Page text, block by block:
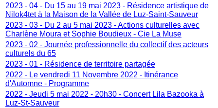
2023 - 04 - Du 15 au 19 mai 2023 - Résidence artistique de
Nilok4tet à la Maison de la Vallée de Luz-Saint-Sauveur
2023 - 03 - Du 2 au 5 mai 2023 - Actions culturelles avec
Charlène Moura et Sophie Boudieux - Cie La Muse
2023 - 02 - Journée professionnelle du collectif des acteurs
culturels du 65
2023 - 01 - Résidence de territoire partagée
2022 - Le vendredi 11 Novembre 2022 - Itinérance
d'Automne - Programme
2022 - Jeudi 5 mai 2022 - 20h30 - Concert Lila Bazooka à
Luz-St-Sauveur